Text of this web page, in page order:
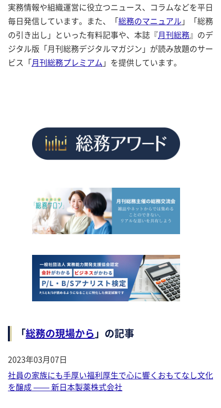
実務情報や組織運営に役立つニュース、コラムなどを平日
毎日発信しています。また、「総務のマニュアル 」「総務
の引き出し」といった有料記事や、本誌『月刊総務』のデ
ジタル版「月刊総務デジタルマガジン」が読み放題のサー
ビス「月刊総務プレミアム 」を提供しています。
「総務の現場から」の記事
2023年03月07日
社員の家族にも手厚い福利厚生で心に響くおもてなし文化
を醸成 —— 新日本製薬株式会社